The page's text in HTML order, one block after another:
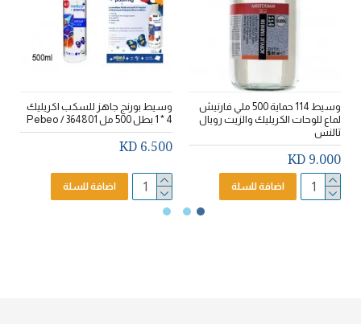
وسيط 114 حماية 500 ملي فارنيش
لماع للوحات الكريليك والزيت رويال
تالنس
9.000 KD
اضافة للسلة
وسيط بورنج جاهز للسكب اكريليك
4 * 1 بطل 500 مل 364801 / Pebeo
6.500 KD
اضافة للسلة